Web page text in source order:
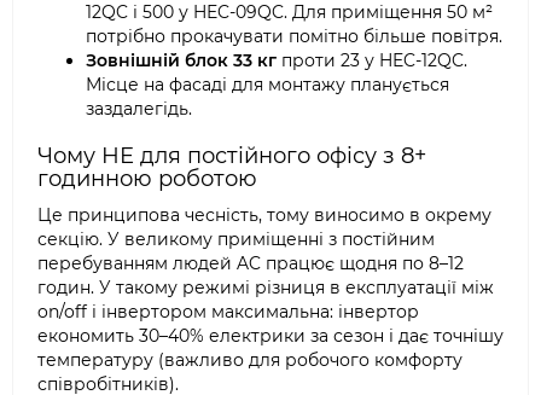
12QC і 500 у HEC-09QC. Для приміщення 50 м²
потрібно прокачувати помітно більше повітря.
Зовнішній блок 33 кг проти 23 у HEC-12QC.
Місце на фасаді для монтажу планується
заздалегідь.
Чому НЕ для постійного офісу з 8+
годинною роботою
Це принципова чесність, тому виносимо в окрему
секцію. У великому приміщенні з постійним
перебуванням людей AC працює щодня по 8–12
годин. У такому режимі різниця в експлуатації між
on/off і інвертором максимальна: інвертор
економить 30–40% електрики за сезон і дає точнішу
температуру (важливо для робочого комфорту
співробітників).